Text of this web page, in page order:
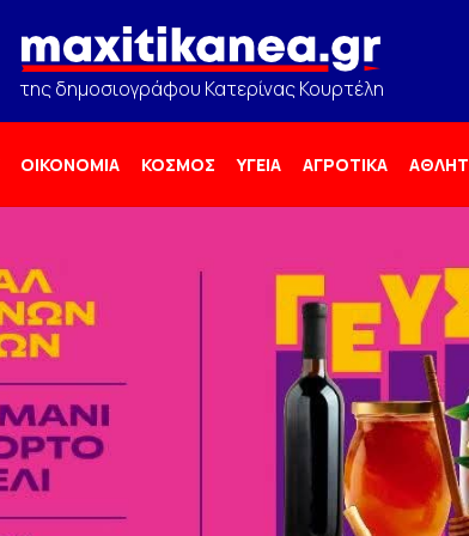
της δημοσιογράφου Κατερίνας Κουρτέλη
ΟΙΚΟΝΟΜΙΑ ΚΟΣΜΟΣ ΥΓΕΙΑ ΑΓΡΟΤΙΚΑ